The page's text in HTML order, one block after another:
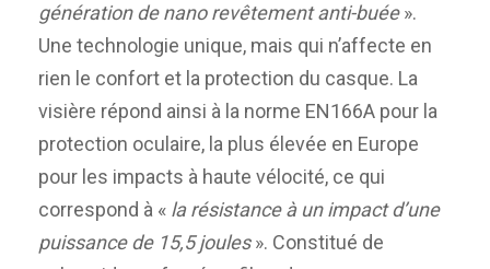
génération de nano revêtement anti-buée».
Une technologie unique, mais qui n’affecte en
rien le confort et la protection du casque. La
visière répond ainsi à la norme EN166A pour la
protection oculaire, la plus élevée en Europe
pour les impacts à haute vélocité, ce qui
correspond à « la résistance à un impact d’une
puissance de 15,5 joules». Constitué de